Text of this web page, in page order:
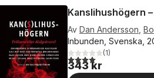
Kanslihushögern
Av Dan Andersson
Inbunden, Svenska,
4,0utav 5 stjärnor.
(1)
343 kr